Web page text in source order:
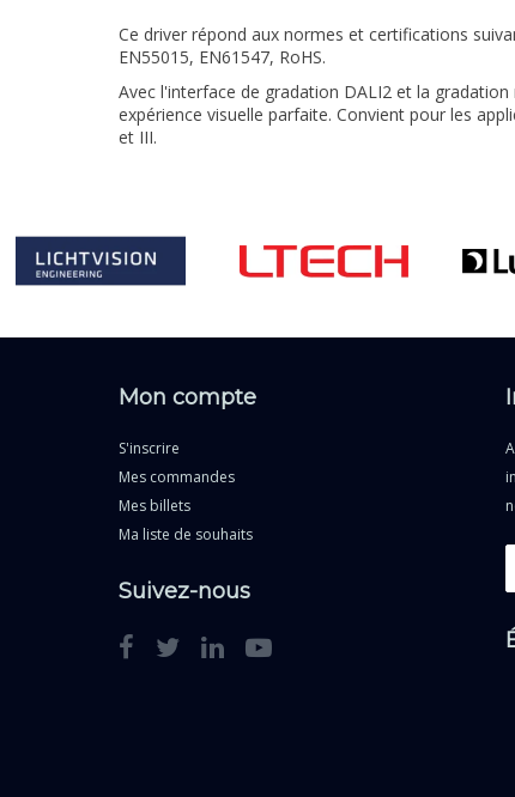
Ce driver répond aux normes et certifications
EN55015, EN61547, RoHS.
Avec l'interface de gradation DALI2 et la
expérience visuelle parfaite. Convient pour les
et III.
Mon compte
S'inscrire
Mes commandes
Mes billets
Ma liste de souhaits
Suivez-nous